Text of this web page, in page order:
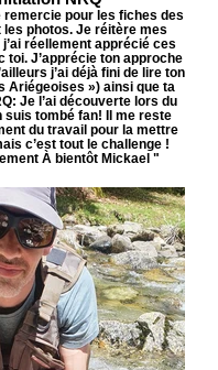
pour les fiches des
les photos. Je réitère mes
réellement apprécié ces
toi. J’apprécie ton approche
j’ai déjà fini de lire ton
Ariégeoises ») ainsi que ta
Je l’ai découverte lors du
suis tombé fan! Il me reste
du travail pour la mettre
c’est tout le challenge !
À bientôt Mickael "